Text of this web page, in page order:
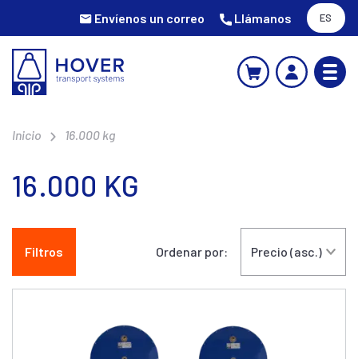
Envíenos un correo Llámanos ES
Inicio 16.000 kg
16.000 KG
Filtros Ordenar por: